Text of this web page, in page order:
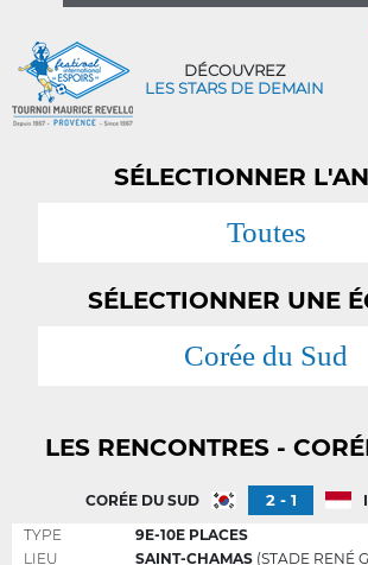
DÉCOUVREZ
LES STARS DE DEMAIN
SÉLECTIONNER
Toutes
SÉLECTIONNER UNE
Corée du Sud
LES RENCONTRES -
CORÉE DU SUD 2 - 1
TYPE
9E-10E PLACES
LIEU
SAINT-CHAMAS (STADE RENÉ